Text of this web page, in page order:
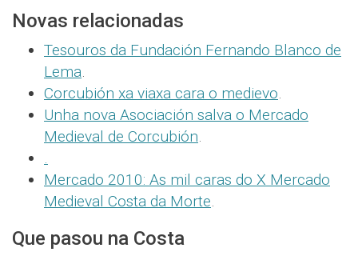
Novas relacionadas
Tesouros da Fundación Fernando Blanco de
Lema.
Corcubión xa viaxa cara o medievo.
Unha nova Asociación salva o Mercado
Medieval de Corcubión.
.
Mercado 2010: As mil caras do X Mercado
Medieval Costa da Morte.
Que pasou na Costa